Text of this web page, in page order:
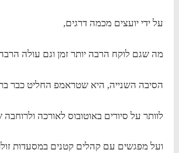
על ידי יועצים מכמה דרגים,
מה שגם לוקח הרבה יותר זמן וגם עולה
הסיבה השנייה, היא שטראמפ החליט כבר
לוותר על סיורים באוטובוס לאורכה
ועל מפגשים עם קהלים קטנים במסעדות